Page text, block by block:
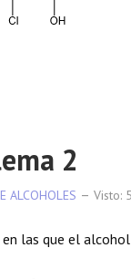
2
ALCOHOLES Visto:
las que el